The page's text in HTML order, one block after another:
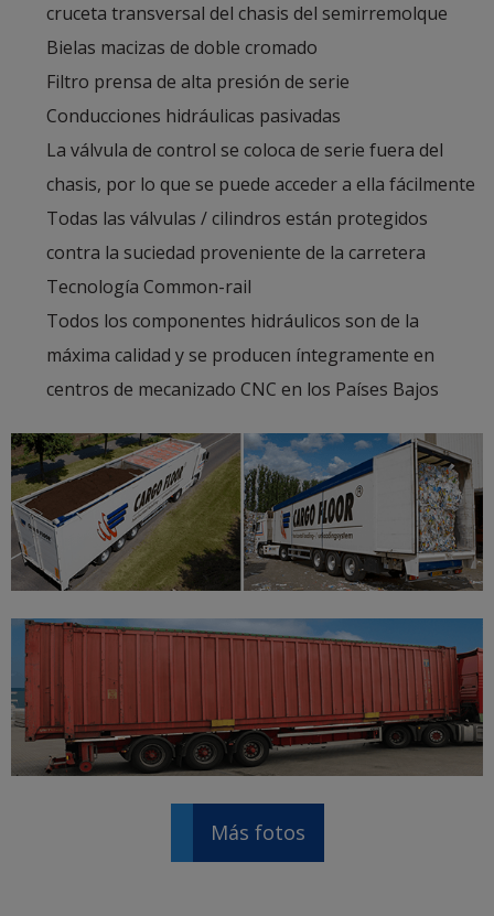
cruceta transversal del chasis del semirremolque
Bielas macizas de doble cromado
Filtro prensa de alta presión de serie
Conducciones hidráulicas pasivadas
La válvula de control se coloca de serie fuera del
chasis, por lo que se puede acceder a ella fácilmente
Todas las válvulas / cilindros están protegidos
contra la suciedad proveniente de la carretera
Tecnología Common-rail
Todos los componentes hidráulicos son de la
máxima calidad y se producen íntegramente en
centros de mecanizado CNC en los Países Bajos
Más fotos